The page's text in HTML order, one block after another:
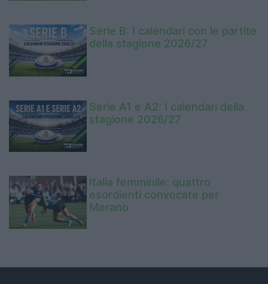
Serie B: I calendari con le partite
della stagione 2026/27
Serie A1 e A2: I calendari della
stagione 2026/27
Italia femminile: quattro
esordienti convocate per
Merano